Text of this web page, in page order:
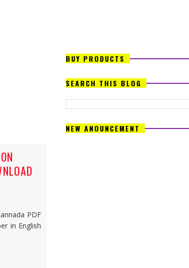
PDF
in English
BUY PRODUCTS
SEARCH THIS BLOG
NEW ANOUNCEMENT